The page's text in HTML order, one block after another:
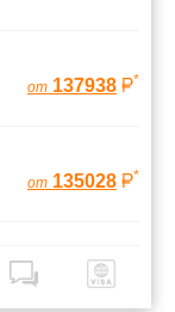
от 137938 *
от 135028 *